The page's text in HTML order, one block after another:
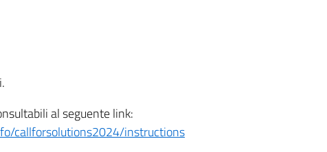
al seguente link:
callforsolutions2024/instructions